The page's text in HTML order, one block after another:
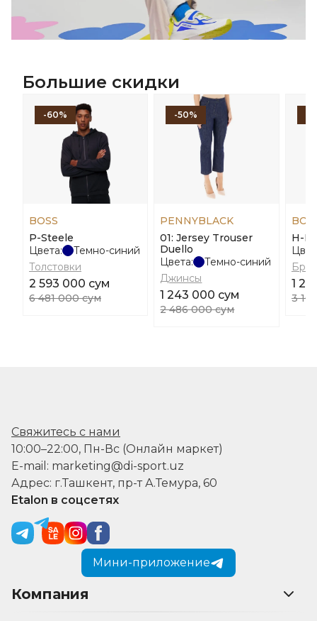
Большие скидки
-60%
BOSS
P-Steele
Цвета:
Темно-синий
Толстовки
2 593 000 сум
6 481 000 сум
-50%
PENNYBLACK
01: Jersey Trouser
Duello
Цвета:
Темно-синий
Джинсы
1 243 000 сум
2 486 000 сум
H-
1
3
Свяжитесь с нами
10:00–22:00, Пн-Вс (Онлайн маркет)
E-mail: marketing@di-sport.uz
Адрес: г.Ташкент, пр-т А.Темура, 60
Etalon в соцсетях
Мини-приложение
Компания